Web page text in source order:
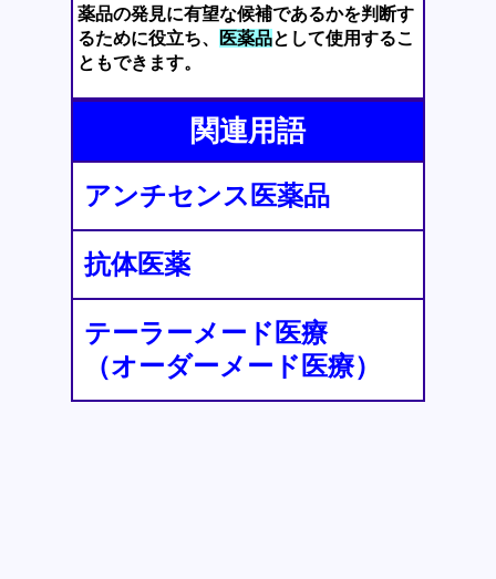
薬品の発見に有望な候補であるかを判断す
るために役立ち、
医薬品として使用するこ
ともできます。
関連用語
アンチセンス医薬品
抗体医薬
テーラーメード医療
（オーダーメード医療）